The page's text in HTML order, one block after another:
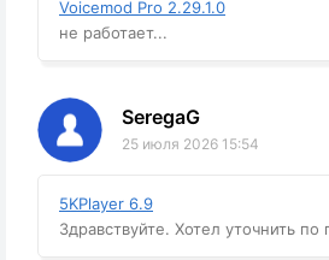
Voicemod Pro 2.29.1.0
не работает...
SeregaG
25 июля 2026 15:54
5KPlayer 6.9
Здравствуйте. Хотел уточнить по